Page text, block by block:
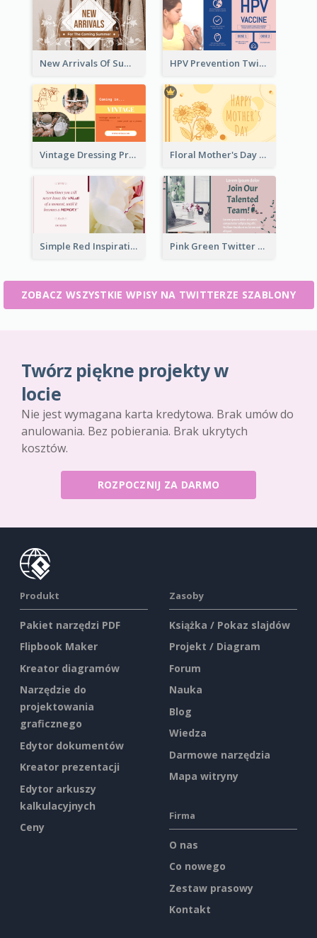
New Arrivals Of Summer Clothes Twitter Post With White Decorations HPV Prevention Twitter Post
Vintage Dressing Promote Twitter Post Floral Mother's Day Twitter Post In Yellow Colour Tone
Simple Red Inspirational quotes Floral Twitter Post Pink Green Twitter Post
ZOBACZ WSZYSTKIE WPISY NA TWITTERZE SZABLONY
Twórz piękne projekty w
locie
Nie jest wymagana karta kredytowa. Brak umów do
anulowania. Bez pobierania. Brak ukrytych
kosztów.
ROZPOCZNIJ ZA DARMO
Produkt
Pakiet narzędzi PDF
Flipbook Maker
Kreator diagramów
Narzędzie do
projektowania
graficznego
Edytor dokumentów
Kreator prezentacji
Edytor arkuszy
kalkulacyjnych
Ceny
Zasoby
Książka / Pokaz slajdów
Projekt / Diagram
Forum
Nauka
Blog
Wiedza
Darmowe narzędzia
Mapa witryny
Firma
O nas
Co nowego
Zestaw prasowy
Kontakt